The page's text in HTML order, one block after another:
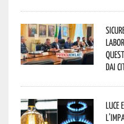
dai
Luce